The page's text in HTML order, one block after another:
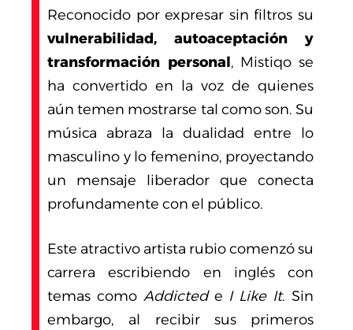
Reconocido por expresar sin filtros su
vulnerabilidad, autoaceptación y
transformación personal, Mistiqo se
ha convertido en la voz de quienes
aún temen mostrarse tal como son. Su
música abraza la dualidad entre lo
masculino y lo femenino, proyectando
un mensaje liberador que conecta
profundamente con el público.
Este atractivo artista rubio comenzó su
carrera escribiendo en inglés con
temas como Addictede I Like It. Sin
embargo, al recibir sus primeros